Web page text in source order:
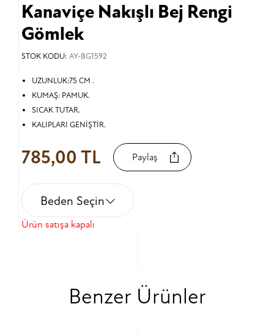
Kanaviçe Nakışlı Bej Rengi
Gömlek
STOK KODU: AY-BG1592
UZUNLUK:75 CM .
KUMAŞ: PAMUK.
SICAK TUTAR.
KALIPLARI GENİŞTİR.
785,00 TL Paylaş
Beden Seçin
Ürün satışa kapalı
Benzer Ürünler